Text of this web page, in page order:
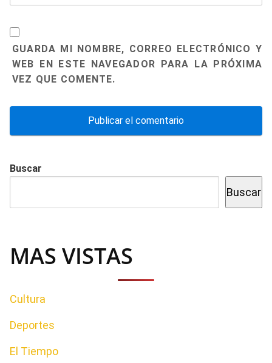
GUARDA MI NOMBRE, CORREO ELECTRÓNICO Y
WEB EN ESTE NAVEGADOR PARA LA PRÓXIMA
VEZ QUE COMENTE.
Buscar
Buscar
MAS VISTAS
Cultura
Deportes
El Tiempo